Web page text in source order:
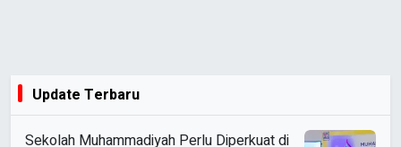
Update Terbaru
Sekolah Muhammadiyah Perlu Diperkuat di